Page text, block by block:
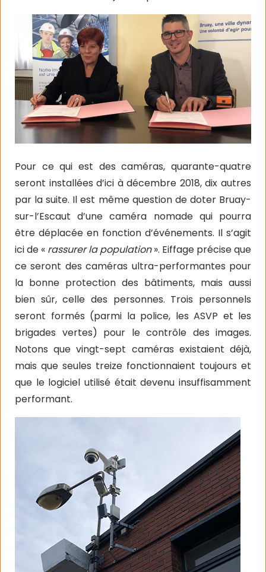
Pour ce qui est des caméras, quarante-quatre
seront installées d’ici à décembre 2018, dix autres
par la suite. Il est même question de doter Bruay-
sur-l’Escaut d’une caméra nomade qui pourra
être déplacée en fonction d’événements. Il s’agit
ici de « rassurer la population». Eiffage précise que
ce seront des caméras ultra-performantes pour
la bonne protection des bâtiments, mais aussi
bien sûr, celle des personnes. Trois personnels
seront formés (parmi la police, les ASVP et les
brigades vertes) pour le contrôle des images.
Notons que vingt-sept caméras existaient déjà,
mais que seules treize fonctionnaient toujours et
que le logiciel utilisé était devenu insuffisamment
performant.